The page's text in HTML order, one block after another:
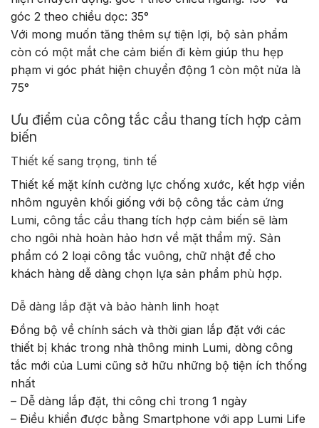
góc 2 theo chiều dọc: 35°
Với mong muốn tăng thêm sự tiện lợi, bộ sản phẩm
còn có một mắt che cảm biến đi kèm giúp thu hẹp
phạm vi góc phát hiện chuyển động 1 còn một nửa là
75°
Ưu điểm của công tắc cầu thang tích hợp cảm
biến
Thiết kế sang trọng, tinh tế
Thiết kế mặt kính cường lực chống xước, kết hợp viền
nhôm nguyên khối giống với bộ công tắc cảm ứng
Lumi, công tắc cầu thang tích hợp cảm biến sẽ làm
cho ngôi nhà hoàn hảo hơn về mặt thẩm mỹ. Sản
phẩm có 2 loại công tắc vuông, chữ nhật để cho
khách hàng dễ dàng chọn lựa sản phẩm phù hợp.
Dễ dàng lắp đặt và bảo hành linh hoạt
Đồng bộ về chính sách và thời gian lắp đặt với các
thiết bị khác trong nhà thông minh Lumi, dòng công
tắc mới của Lumi cũng sở hữu những bộ tiện ích thống
nhất
– Dễ dàng lắp đặt, thi công chỉ trong 1 ngày
– Điều khiển được bằng Smartphone với app Lumi Life